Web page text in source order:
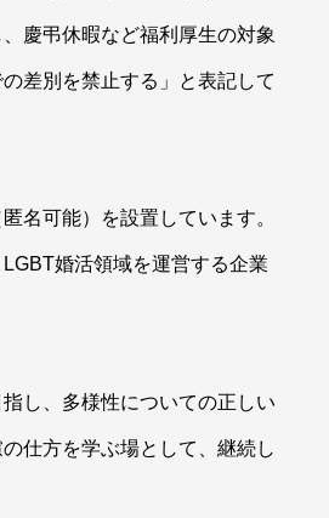
慶弔休暇など福利厚生の対象
差別を禁止する」と表記して
名可能）を設置しています。
婚活領域を運営する企業
し、多様性についての正しい
仕方を学ぶ場として、継続し